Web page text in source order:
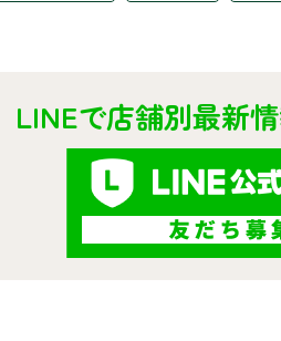
LINEで店舗別最新